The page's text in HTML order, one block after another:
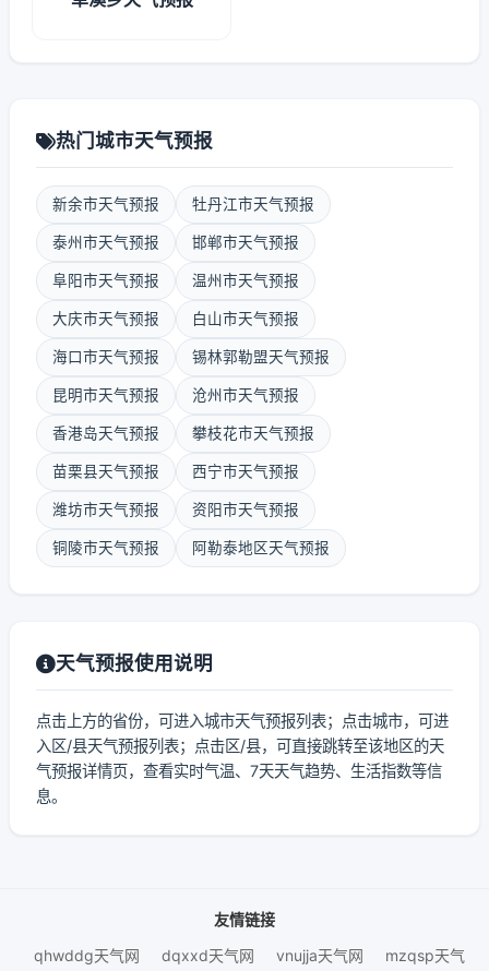
热门城市天气预报
新余市天气预报 牡丹江市天气预报
泰州市天气预报 邯郸市天气预报
阜阳市天气预报 温州市天气预报
大庆市天气预报 白山市天气预报
海口市天气预报 锡林郭勒盟天气预报
昆明市天气预报 沧州市天气预报
香港岛天气预报 攀枝花市天气预报
苗栗县天气预报 西宁市天气预报
潍坊市天气预报 资阳市天气预报
铜陵市天气预报 阿勒泰地区天气预报
天气预报使用说明
点击上方的省份，可进入城市天气预报列表；点击城市，可进
入区/县天气预报列表；点击区/县，可直接跳转至该地区的天
气预报详情页，查看实时气温、7天天气趋势、生活指数等信
息。
友情链接
qhwddg天气网
dqxxd天气网 vnujja天气网 mzqsp天气